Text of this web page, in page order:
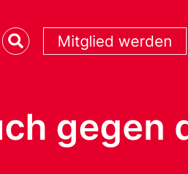
Mitglied werden
gegen